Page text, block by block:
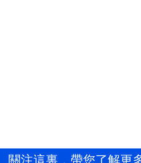
關注這裏，帶您了解更